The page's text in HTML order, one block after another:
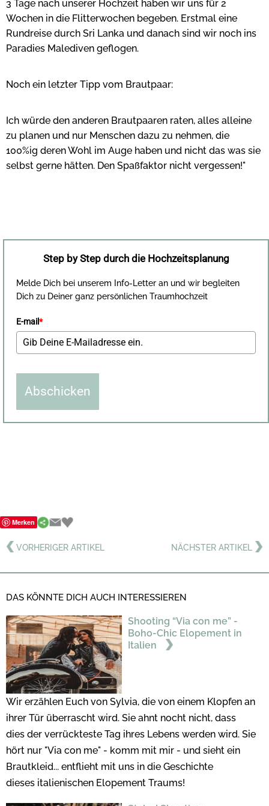
3 Tage nach unserer Hochzeit haben wir uns für 2
Wochen in die Flitterwochen begeben. Erstmal eine
Rundreise durch Sri Lanka und danach sind wir noch ins
Paradies Malediven geflogen.
Noch ein letzter Tipp vom Brautpaar:
Ich würde den anderen Brautpaaren raten, alles alleine
zu planen und nur Menschen dazu zu nehmen, die
100%ig deren Wohl im Auge haben und nicht das was sie
selbst gerne hätten. Den Spaßfaktor nicht vergessen!"
Step by Step durch die Hochzeitsplanung
Melde Dich bei unserem Info-Letter an und wir begleiten
Dich zu Deiner ganz persönlichen Traumhochzeit
E-mail*
Abschicken
Merken
VORHERIGER ARTIKEL NÄCHSTER ARTIKEL
DAS KÖNNTE DICH AUCH INTERESSIEREN
Shooting “Via con me” -
Boho-Chic Elopement in
Italien
Wir erzählen Euch von Sylvia, die von einem Klopfen an
ihrer Tür überrascht wird. Sie ahnt nocht nicht, dass
dies der verrückteste Tag ihres Lebens werden wird. Sie
hört nur "Via con me" - komm mit mir - und sieht ein
Brautkleid... entflieht mit uns in die Geschichte
dieses italienischen Elopement Traums!